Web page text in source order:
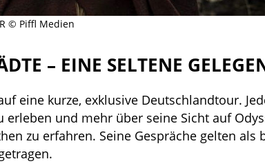
© Piffl Medien
– EINE SELTENE
eine kurze, exklusive Deutschlandtour.
und mehr über seine Sicht auf
zu erfahren. Seine Gespräche gelten